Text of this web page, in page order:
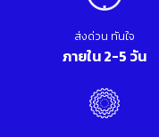
ส่งด่วน ทันใจ
ภายใน 2-5 วัน